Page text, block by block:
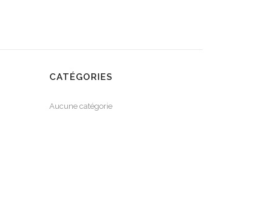
CATÉGORIES
Aucune catégorie